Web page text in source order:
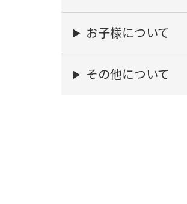
お子様について
その他について